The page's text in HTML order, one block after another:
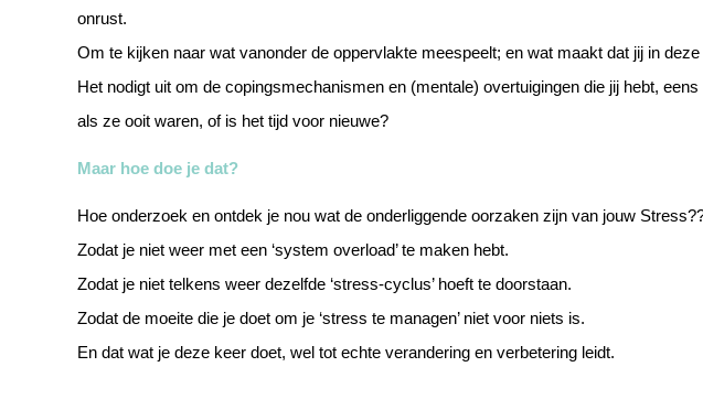
onrust.
Om te kijken naar wat vanonder de oppervlakte meespeelt; en wat maakt dat jij in
Het nodigt uit om de copingsmechanismen en (mentale) overtuigingen die jij hebt,
als ze ooit waren, of is het tijd voor nieuwe?
Maar hoe doe je dat?
Hoe onderzoek en ontdek je nou wat de onderliggende oorzaken zijn van jouw
Zodat je niet weer met een ‘system overload’ te maken hebt.
Zodat je niet telkens weer dezelfde ‘stress-cyclus’ hoeft te doorstaan.
Zodat de moeite die je doet om je ‘stress te managen’ niet voor niets is.
En dat wat je deze keer doet, wel tot echte verandering en verbetering leidt.